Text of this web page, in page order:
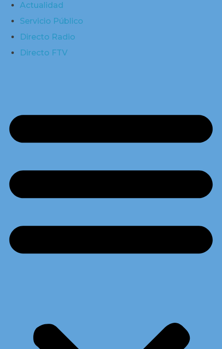
Actualidad
Servicio Público
Directo Radio
Directo FTV